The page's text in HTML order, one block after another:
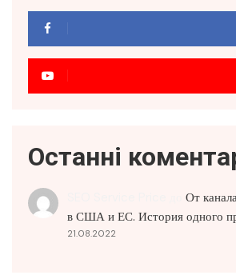
Останні
От
в США и ЕС. История одного
21.08.2022